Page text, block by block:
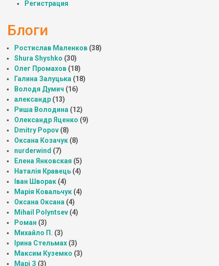
Регистрация
Блоги
Ростислав Маленков (38)
Shura Shyshko (30)
Олег Промахов (18)
Галина Залуцька (18)
Володя Думич (16)
александр (13)
Риша Володина (12)
Олександр Яценко (9)
Dmitry Popov (8)
Оксана Козачук (8)
nurderwind (7)
Елена Янковская (5)
Наталія Кравець (4)
Іван Шворак (4)
Марія Ковальчук (4)
Оксана Оксана (4)
Mihail Polyntsev (4)
Роман (3)
Михайло П. (3)
Ірина Стельмах (3)
Максим Куземко (3)
Марі З (3)